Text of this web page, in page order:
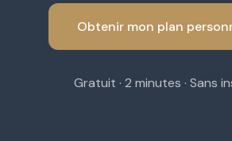
Obtenir mon plan
Gratuit · 2 minutes · Sans